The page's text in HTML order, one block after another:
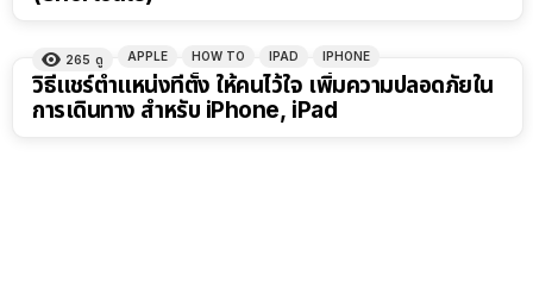
265 ดู APPLE HOW TO IPAD IPHONE
วิธีแชร์ตำแหน่งที่ตั้ง ให้คนไว้ใจ เพิ่มความปลอดภัยใน
การเดินทาง สำหรับ iPhone, iPad